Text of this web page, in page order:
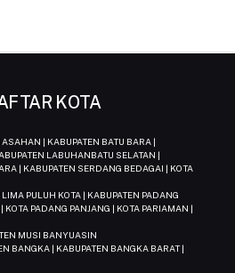
KOTA
ASAHAN | KABUPATEN BATU BARA |
LABUHANBATU SELATAN |
| KABUPATEN SERDANG BEDAGAI | KOTA
LIMA PULUH KOTA | KABUPATEN PADANG
PADANG PANJANG | KOTA PARIAMAN |
MUSI BANYUASIN
BANGKA | KABUPATEN BANGKA BARAT |